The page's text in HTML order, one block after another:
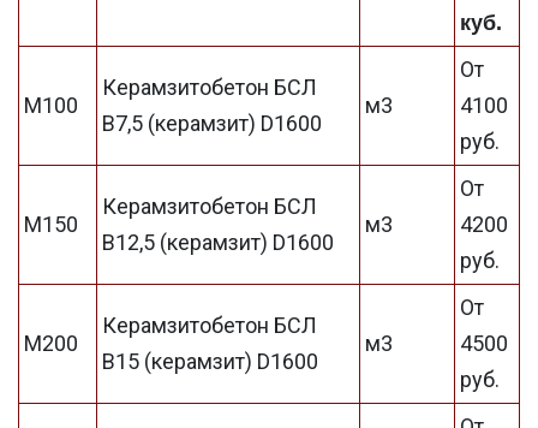
куб.
М100
Керамзитобетон БСЛ
В7,5 (керамзит) D1600
м3
От
4100
руб.
М150
Керамзитобетон БСЛ
В12,5 (керамзит) D1600
м3
От
4200
руб.
М200
Керамзитобетон БСЛ
В15 (керамзит) D1600
м3
От
4500
руб.